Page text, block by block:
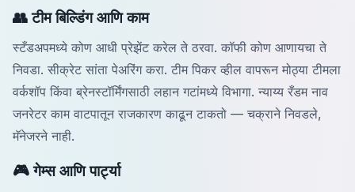
👥 टीम बिल्डिंग आणि काम
स्टँडअपमध्ये कोण आधी प्रेझेंट करेल ते ठरवा. कॉफी कोण आणायचा ते
निवडा. सीक्रेट सांता पेअरिंग करा. टीम पिकर व्हील वापरून मोठ्या टीमला
वर्कशॉप किंवा ब्रेनस्टॉर्मिंगसाठी लहान गटांमध्ये विभागा. न्याय्य रँडम नाव
जनरेटर काम वाटपातून राजकारण काढून टाकतो — चक्राने निवडले,
मॅनेजरने नाही.
🎮 गेम्स आणि पार्ट्या